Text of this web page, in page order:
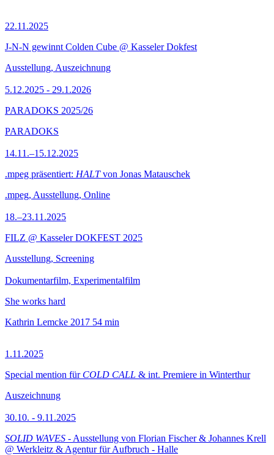
22.11.2025
J-N-N gewinnt Colden Cube @ Kasseler Dokfest
Ausstellung, Auszeichnung
5.12.2025 - 29.1.2026
PARADOKS 2025/26
PARADOKS
14.11.–15.12.2025
.mpeg präsentiert: HALTvon Jonas Matauschek
.mpeg, Ausstellung, Online
18.–23.11.2025
FILZ @ Kasseler DOKFEST 2025
Ausstellung, Screening
Dokumentarfilm, Experimentalfilm
She works hard
Kathrin Lemcke 2017 54 min
1.11.2025
Special mention für COLD CALL & int. Premiere in Winterthur
Auszeichnung
30.10. - 9.11.2025
SOLID WAVES - Ausstellung von Florian Fischer & Johannes Krell
@ Werkleitz & Agentur für Aufbruch - Halle